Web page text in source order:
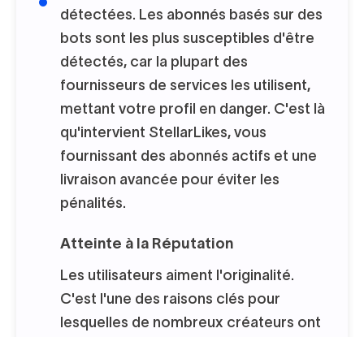
détectées. Les abonnés basés sur des
bots sont les plus susceptibles d'être
détectés, car la plupart des
fournisseurs de services les utilisent,
mettant votre profil en danger. C'est là
qu'intervient StellarLikes, vous
fournissant des abonnés actifs et une
livraison avancée pour éviter les
pénalités.
Atteinte à la Réputation
Les utilisateurs aiment l'originalité.
C'est l'une des raisons clés pour
lesquelles de nombreux créateurs ont